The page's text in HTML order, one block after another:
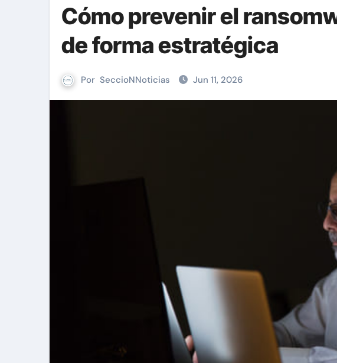
Cómo prevenir el
de forma estratégica
Por SeccioNNoticias Jun 11, 2026